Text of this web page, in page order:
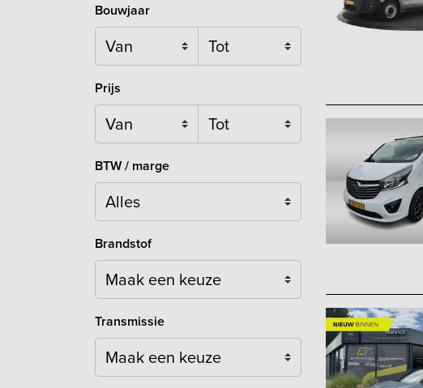
Bouwjaar
Prijs
BTW / marge
Brandstof
Maak een keuze
Transmissie